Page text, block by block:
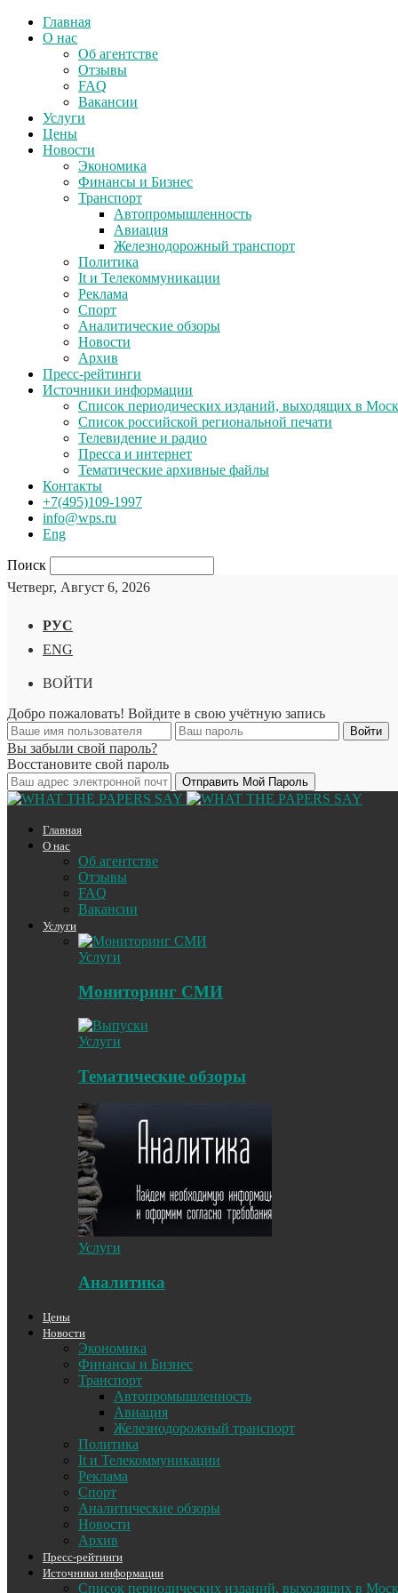
Главная
О нас
Об агентстве
Отзывы
FAQ
Вакансии
Услуги
Цены
Новости
Экономика
Финансы и Бизнес
Транспорт
Автопромышленность
Авиация
Железнодорожный транспорт
Политика
It и Телекоммуникации
Реклама
Спорт
Аналитические обзоры
Новости
Архив
Пресс-рейтинги
Источники информации
Список периодических изданий, выходящих в
Список российской региональной печати
Телевидение и радио
Пресса и интернет
Тематические архивные файлы
Контакты
+7(495)109-1997
info@wps.ru
Eng
Поиск
Четверг, Август 6, 2026
РУС
ENG
ВОЙТИ
Добро пожаловать! Войдите в свою учётную запись
Вы забыли свой пароль?
Восстановите свой пароль
Главная
О нас
Об агентстве
Отзывы
FAQ
Вакансии
Услуги
Услуги
Мониторинг СМИ
Услуги
Тематические обзоры
Услуги
Аналитика
Цены
Новости
Экономика
Финансы и Бизнес
Транспорт
Автопромышленность
Авиация
Железнодорожный транспорт
Политика
It и Телекоммуникации
Реклама
Спорт
Аналитические обзоры
Новости
Архив
Пресс-рейтинги
Источники информации
Список периодических изданий, выходящих в